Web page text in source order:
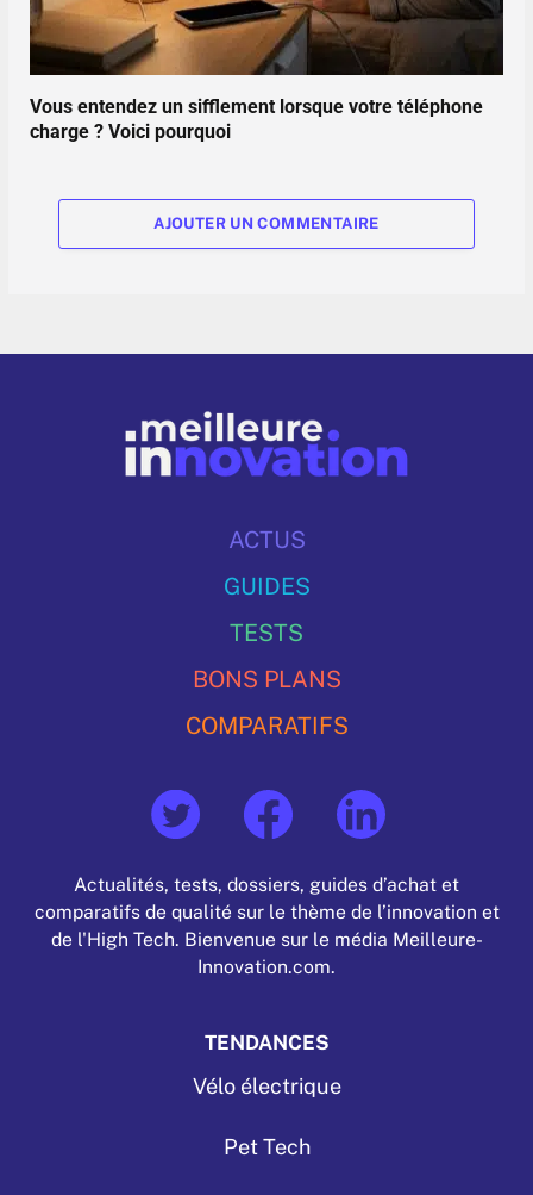
Vous entendez un sifflement lorsque votre téléphone
charge ? Voici pourquoi
AJOUTER UN COMMENTAIRE
ACTUS
GUIDES
TESTS
BONS PLANS
COMPARATIFS
Actualités, tests, dossiers, guides d’achat et
comparatifs de qualité sur le thème de l’innovation et
de l'High Tech. Bienvenue sur le média Meilleure-
Innovation.com.
TENDANCES
Vélo électrique
Pet Tech